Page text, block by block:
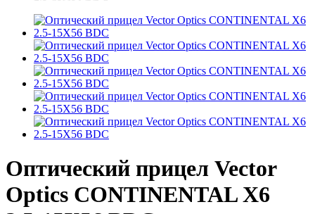
Оптический прицел Vector
Optics CONTINENTAL X6